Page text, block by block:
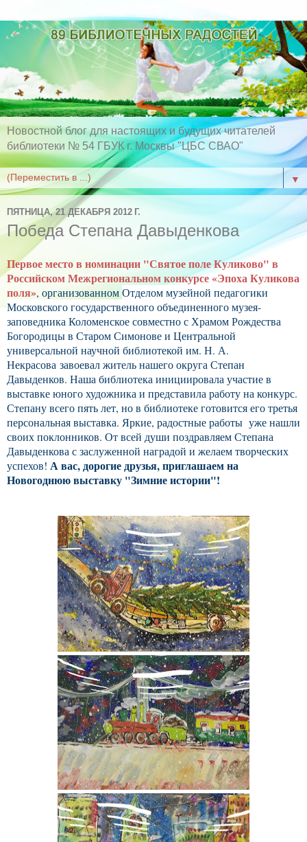
Новостной блог для настоящих и будущих читателей
библиотеки № 54 ГБУК г. Москвы "ЦБС СВАО"
▼
ПЯТНИЦА, 21 ДЕКАБРЯ 2012 Г.
Победа Степана Давыденкова
Первое место в номинации "Святое поле Куликово" в
Российском Межрегиональном конкурсе «Эпоха Куликова
поля», организованномОтделом музейной педагогики
Московского государственного объединенного музея-
заповедника Коломенское совместно с Храмом Рождества
Богородицы в Старом Симонове и Центральной
универсальной научной библиотекой им. Н. А.
Некрасова завоевал житель нашего округа Степан
Давыденков. Наша библиотека инициировала участие в
выставке юного художника и представила работу на конкурс.
Степану всего пять лет, но в библиотеке готовится его третья
персональная выставка. Яркие, радостные работы уже нашли
своих поклонников. От всей души поздравляем Степана
Давыденкова с заслуженной наградой и желаем творческих
успехов! А вас, дорогие друзья, приглашаем на
Новогоднюю выставку "Зимние истории"!